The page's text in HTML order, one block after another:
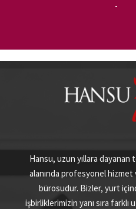
-
Hansu, uzun yıllara
alanında profesyonel hizmet
bürosudur. Bizler, yurt
işbirliklerimizin yanı sıra farklı